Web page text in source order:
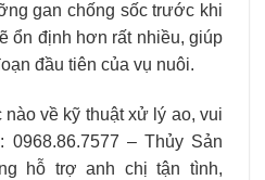
gan chống sốc trước khi
ổn định hơn rất nhiều, giúp
đầu tiên của vụ nuôi.
nào về kỹ thuật xử lý ao, vui
0968.86.7577 – Thủy Sản
hỗ trợ anh chị tận tình,